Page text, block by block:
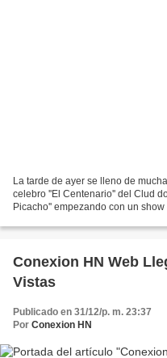
La tarde de ayer se lleno de
celebro ''El Centenario'' del Clud
Picacho'' empezando con un
Conexion HN Web
Vistas
Publicado en 31/12/p. m. 23:37
Por Conexion HN